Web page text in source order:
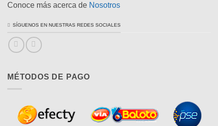
Conoce más acerca de Nosotros
SÍGUENOS EN NUESTRAS REDES SOCIALES
MÉTODOS DE PAGO